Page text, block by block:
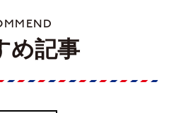
め記事